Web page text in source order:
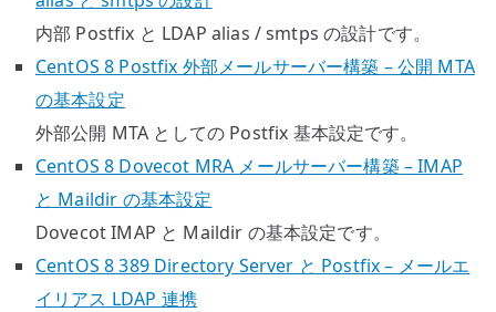
内部 Postfix と LDAP alias / smtps の設計です。
CentOS 8 Postfix 外部メールサーバー構築 – 公開 MTA
の基本設定
外部公開 MTA としての Postfix 基本設定です。
CentOS 8 Dovecot MRA メールサーバー構築 – IMAP
と Maildir の基本設定
Dovecot IMAP と Maildir の基本設定です。
CentOS 8 389 Directory Server と Postfix – メールエ
イリアス LDAP 連携